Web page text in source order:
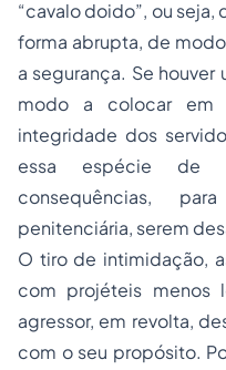
“cavalo doido”, ou seja,
forma abrupta, de
a segurança. Se
modo a colocar
integridade dos
essa espécie de
consequências,
penitenciária, serem
O tiro de intimidação,
com projéteis menos
agressor, em revolta,
com o seu propósito.